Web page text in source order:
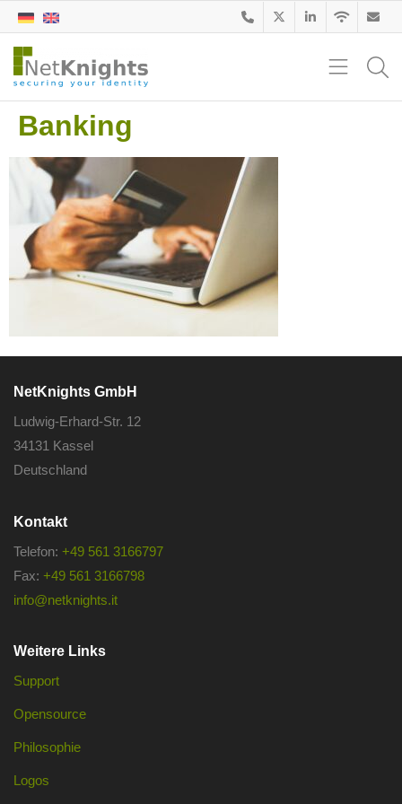
Banking
NetKnights GmbH
Ludwig-Erhard-Str. 12
34131 Kassel
Deutschland
Kontakt
Telefon: +49 561 3166797
Fax: +49 561 3166798
info@netknights.it
Weitere Links
Support
Opensource
Philosophie
Logos